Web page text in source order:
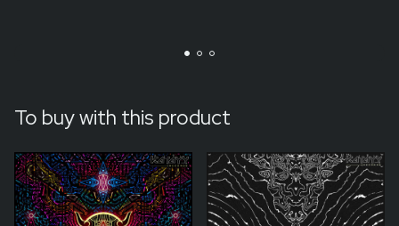
To buy with this product